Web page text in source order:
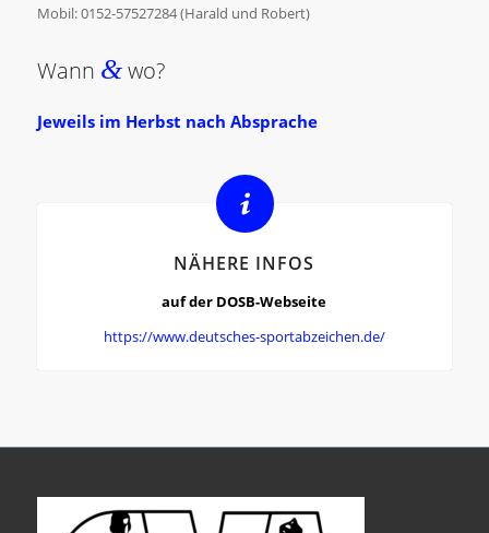
Mobil: 0152-57527284 (Harald und Robert)
Wann &wo?
Jeweils im Herbst nach Absprache
NÄHERE INFOS
auf der DOSB-Webseite
https://www.deutsches-sportabzeichen.de/